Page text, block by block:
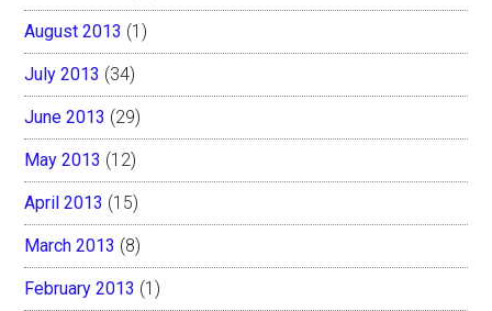
August 2013 (1)
July 2013 (34)
June 2013 (29)
May 2013 (12)
April 2013 (15)
March 2013 (8)
February 2013 (1)